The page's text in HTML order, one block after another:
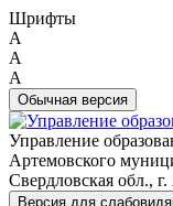
Шрифты
A
A
A
Обычная версия
Управление
Артемовского
Свердловская обл.,
Версия для